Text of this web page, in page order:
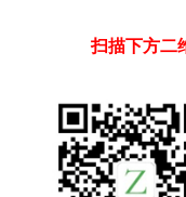
扫描下方二